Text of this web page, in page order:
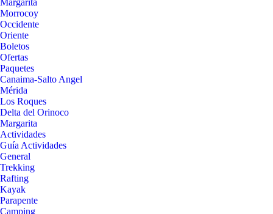
Margarita
Morrocoy
Occidente
Oriente
Boletos
Ofertas
Paquetes
Canaima-Salto Angel
Mérida
Los Roques
Delta del Orinoco
Margarita
Actividades
Guía Actividades
General
Trekking
Rafting
Kayak
Parapente
Camping